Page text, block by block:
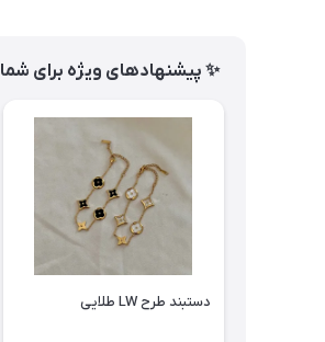
✨ پیشنهادهای ویژه برای شما
دستبند طرح LW طلایی